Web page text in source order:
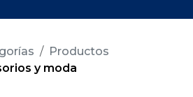
Productos
y moda